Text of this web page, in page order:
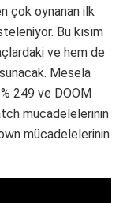
çok oynanan ilk
Bu kısım
ve hem de
Mesela
249 ve DOOM
mücadelelerinin
mücadelelerinin